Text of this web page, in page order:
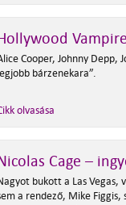
Cooper, Johnny Depp,
bárzenekara”.
olvasása
Cage –
bukott a Las Vegas,
a rendező, Mike Figgis,